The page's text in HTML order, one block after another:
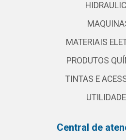
MATERIAIS
PRODUTOS
TINTAS E
Central de